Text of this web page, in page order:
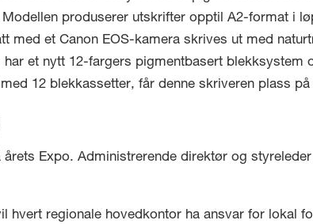
produserer utskrifter opptil A2-format i
med et Canon EOS-kamera skrives ut med
et nytt 12-fargers pigmentbasert blekksystem
12 blekkassetter, får denne skriveren plass
Expo. Administrerende direktør og
hvert regionale hovedkontor ha ansvar for lokal